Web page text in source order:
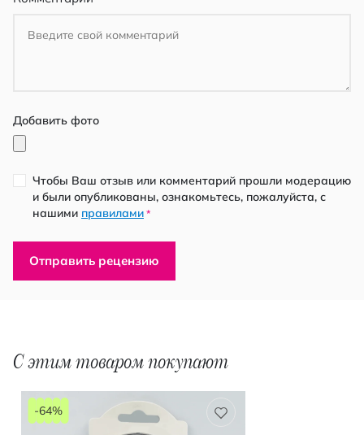
Добавить фото
Чтобы Ваш отзыв или комментарий прошли модерацию
и были опубликованы, ознакомьтесь, пожалуйста, с
нашими правилами *
Отправить рецензию
С этим товаром покупают
-64%